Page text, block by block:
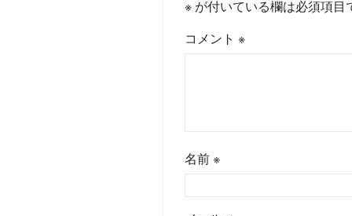
※ が付いている欄は必須項目
コメント※
名前※